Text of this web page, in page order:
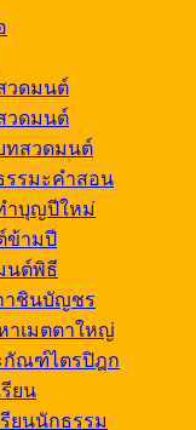
วดมนต์
วดมนต์
ทสวดมนต์
รรมะคำสอน
ำบุญปีใหม่
ข้ามปี
นต์พิธี
าชินบัญชร
าเมตตาใหญ่
กัณฑ์ไตรปิฎก
ยน
ยนนักธรรม